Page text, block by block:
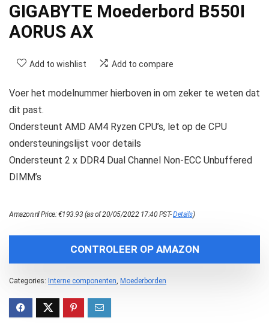
GIGABYTE Moederbord B550I
AORUS AX
Add to wishlist Add to compare
Voer het modelnummer hierboven in om zeker te weten dat
dit past.
Ondersteunt AMD AM4 Ryzen CPU’s, let op de CPU
ondersteuningslijst voor details
Ondersteunt 2 x DDR4 Dual Channel Non-ECC Unbuffered
DIMM’s
Amazon.nl Price:€193.93 (as of 20/05/2022 17:40 PST-Details)
CONTROLEER OP AMAZON
Categories: Interne componenten Moederborden